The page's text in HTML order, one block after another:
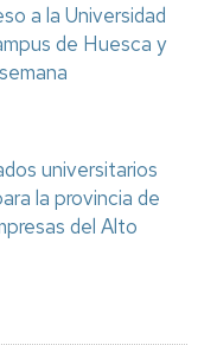
a la Universidad
de Huesca y
universitarios
la provincia de
del Alto